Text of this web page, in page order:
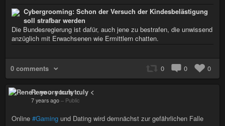
Cybergrooming: Schon der Versuch der Kindesbelästigung
soll strafbar werden
Die Bundesregierung ist dafür, auch jene zu bestrafen, die unwissend
anzüglich mit Erwachsenen wie Ermittlern chatten.
0 comments 0 0 0
Rene > yours truly <
7 years ago – Public
Online #Gaming und Dating wird demnächst zur gefährlichen Falle